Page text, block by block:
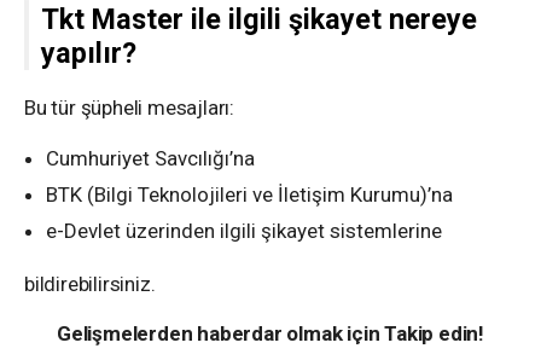
Tkt Master ile ilgili şikayet nereye
yapılır?
Bu tür şüpheli mesajları:
Cumhuriyet Savcılığı’na
BTK (Bilgi Teknolojileri ve İletişim Kurumu)’na
e-Devlet üzerinden ilgili şikayet sistemlerine
bildirebilirsiniz.
Gelişmelerden haberdar olmak için Takip edin!